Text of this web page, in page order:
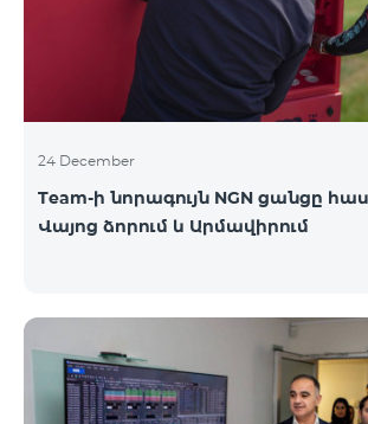
24 December
Team-ի նորագույն NGN ցանցը
Վայոց ձորում և Արմավիրում